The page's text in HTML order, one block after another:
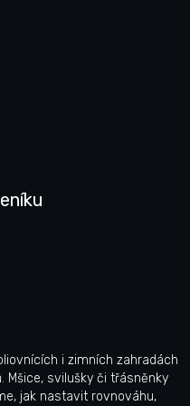
i zimních zahradách
Mšice, svilušky či třásněnky
jak nastavit rovnováhu,